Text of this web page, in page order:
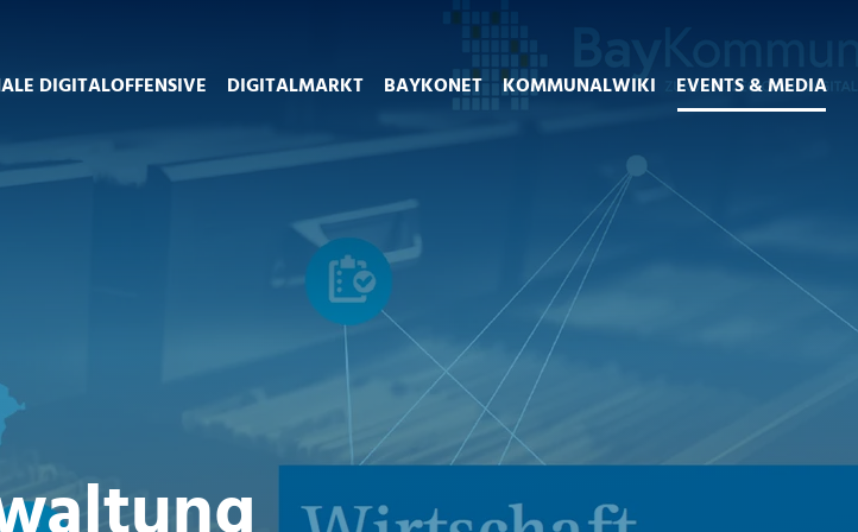
DIGITALOFFENSIVE DIGITALMARKT BAYKONET KOMMUNALWIKI EVENTS & MEDIA